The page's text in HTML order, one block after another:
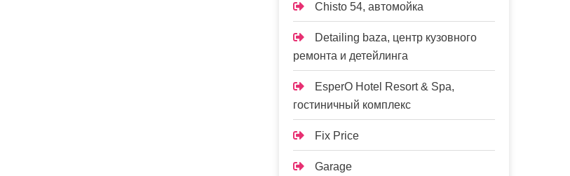
Chisto 54, автомойка
Detailing baza, центр кузовного
ремонта и детейлинга
EsperO Hotel Resort & Spa,
гостиничный комплекс
Fix Price
Garage